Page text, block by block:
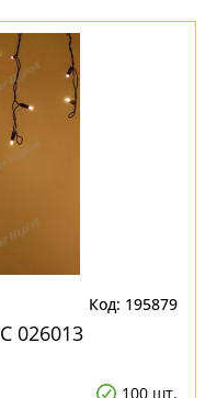
Код: 195879
026013
100 шт.